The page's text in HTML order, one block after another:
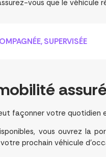
vous que le véhicule
SUPERVISÉE
façonner votre
vous ouvrez la
prochain véhicule